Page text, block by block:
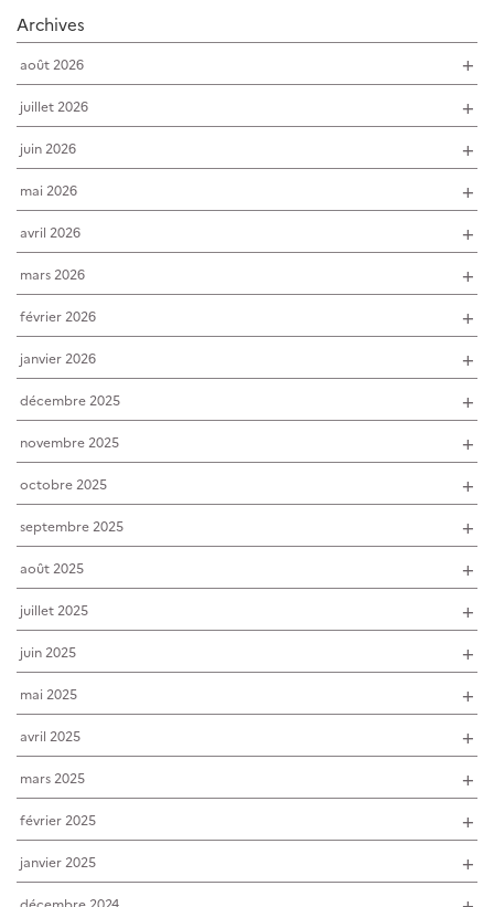
Archives
août 2026
juillet 2026
juin 2026
mai 2026
avril 2026
mars 2026
février 2026
janvier 2026
décembre 2025
novembre 2025
octobre 2025
septembre 2025
août 2025
juillet 2025
juin 2025
mai 2025
avril 2025
mars 2025
février 2025
janvier 2025